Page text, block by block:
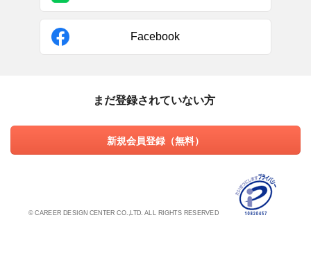
Facebook
まだ登録されていない方
新規会員登録（無料）
© CAREER DESIGN CENTER CO.,LTD. ALL RIGHTS RESERVED